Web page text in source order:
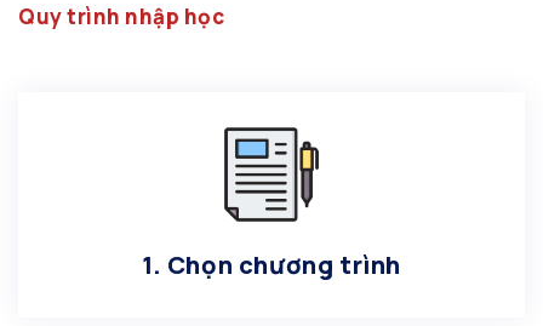
Quy trình nhập học
1. Chọn chương trình